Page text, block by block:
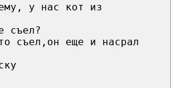
у нас кот из
съел?
съел,он еще и насрал